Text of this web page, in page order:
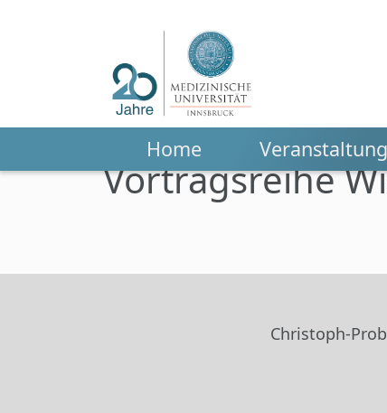
Zum Hauptinhalt springen
Home
Vortragsreihe
Christoph-